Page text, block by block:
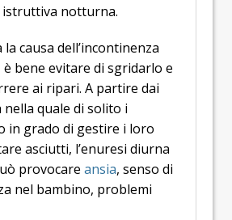
istruttiva notturna.
la causa dell’incontinenza
bene evitare di sgridarlo e
ai ripari. A partire dai
nella quale di solito i
in grado di gestire i loro
asciutti, l’enuresi diurna
provocare ansia, senso di
nel bambino, problemi